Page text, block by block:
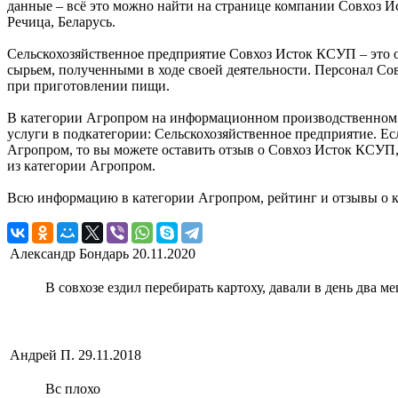
данные – всё это можно найти на странице компании Совхоз
Речица, Беларусь.
Сельскохозяйственное предприятие Совхоз Исток КСУП –
сырьем, полученными в ходе своей деятельности. Персонал
при приготовлении пищи.
В категории Агропром на информационном
услуги в подкатегории: Сельскохозяйственное предприятие.
Агропром, то вы можете оставить отзыв о Совхоз Исток
из категории Агропром.
Всю информацию в категории Агропром, рейтинг и отзывы о
Александр Бондарь 20.11.2020
В совхозе ездил перебирать картоху, давали в день два
Андрей П. 29.11.2018
Вс плохо